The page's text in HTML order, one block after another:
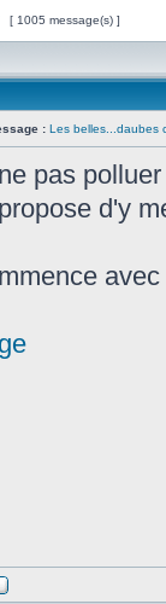
[ 1005 message(s) ]
: Les belles...daubes
pas
d'y